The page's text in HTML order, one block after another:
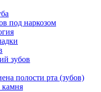
под наркозом
зубов
полости рта (зубов)
камня